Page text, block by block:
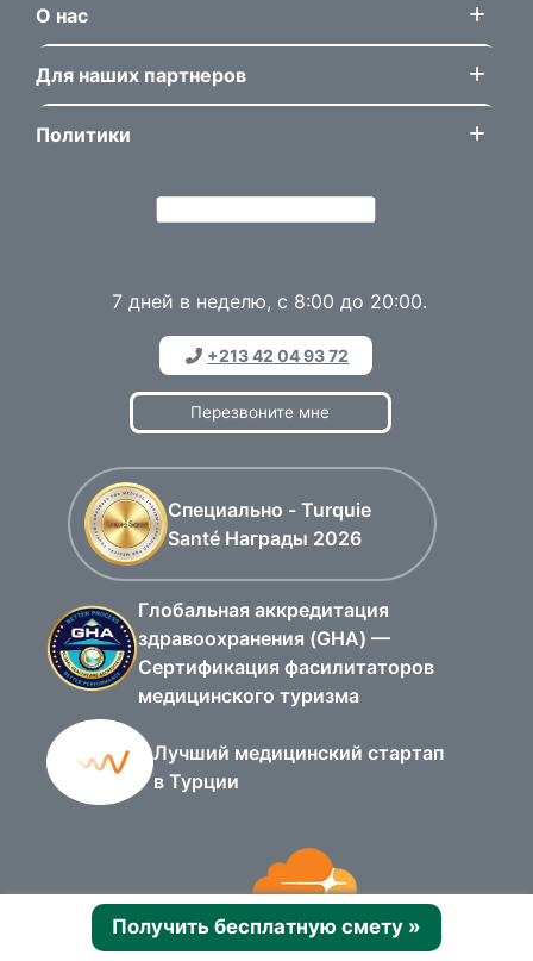
О нас
Для наших партнеров
Политики
7 дней в неделю, с 8:00 до 20:00.
+213 42 04 93 72
Перезвоните мне
Специально - Turquie
Santé Награды 2026
Глобальная аккредитация
здравоохранения (GHA) —
Сертификация фасилитаторов
медицинского туризма
Лучший медицинский стартап
в Турции
Получить бесплатную смету »